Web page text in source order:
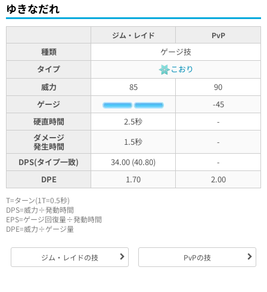
ゆきなだれ
ジム・レイド PvP
種類
ゲージ技
タイプ
こおり
威力
85
90
ゲージ
-45
硬直時間
2.5秒
-
ダメージ
発生時間 1.5秒
-
DPS(タイプ一致)
34.00 (40.80)
-
DPE
1.70 2.00
T=ターン(1T=0.5秒)
DPS=威力÷発動時間
EPS=ゲージ回復量÷発動時間
DPE=威力÷ゲージ量
ジム・レイドの技 PvPの技